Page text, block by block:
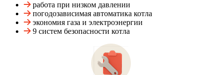
работа при низком давлении
погодозависимая автоматика котла
экономия газа и электроэнергии
9 систем безопасности котла